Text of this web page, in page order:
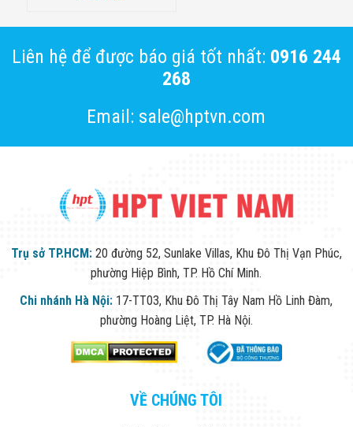
Liên hệ để được báo giá tốt nhất: 0916 244
268
Email: sale@hptvn.com
Trụ sở TP.HCM: 20 đường 52, Sunlake Villas, Khu Đô Thị Vạn Phúc,
phường Hiệp Bình, TP. Hồ Chí Minh.
Chi nhánh Hà Nội: 17-TT03, Khu Đô Thị Tây Nam Hồ Linh Đàm,
phường Hoàng Liệt, TP. Hà Nội.
VỀ CHÚNG TÔI